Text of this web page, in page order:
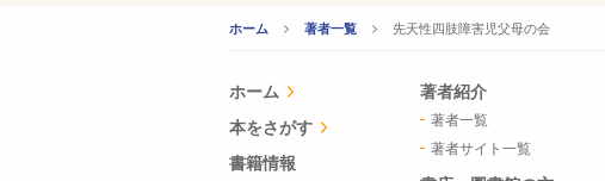
ホーム 著者一覧 CURRENT:
先天性四肢障害児父母の会
ホーム
本をさがす
書籍情報
著者紹介
著者一覧
著者サイト一覧